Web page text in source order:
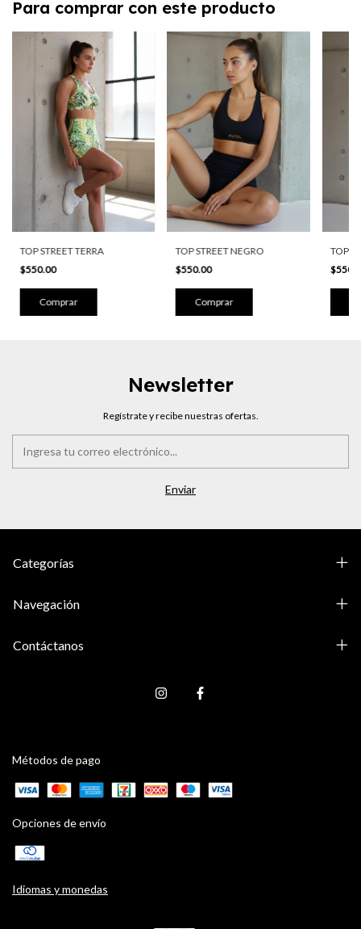
Para comprar con este producto
TOP STREET TERRA
$550.00
Comprar
TOP STREET NEGRO
$550.00
Comprar
TOP
Newsletter
Regístrate y recibe nuestras ofertas.
Categorías
Navegación
Contáctanos
Métodos de pago
Opciones de envío
Idiomas y monedas